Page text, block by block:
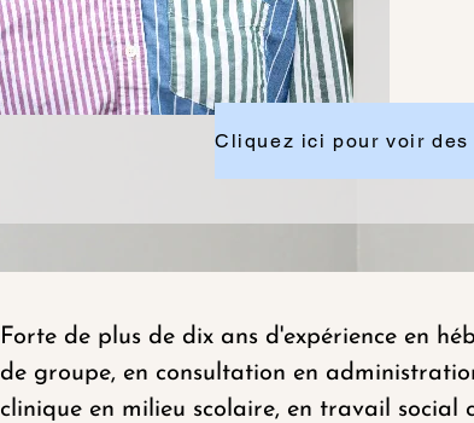
Forte de plus de dix ans d'expérience en
de groupe, en consultation en
clinique en milieu scolaire, en travail social